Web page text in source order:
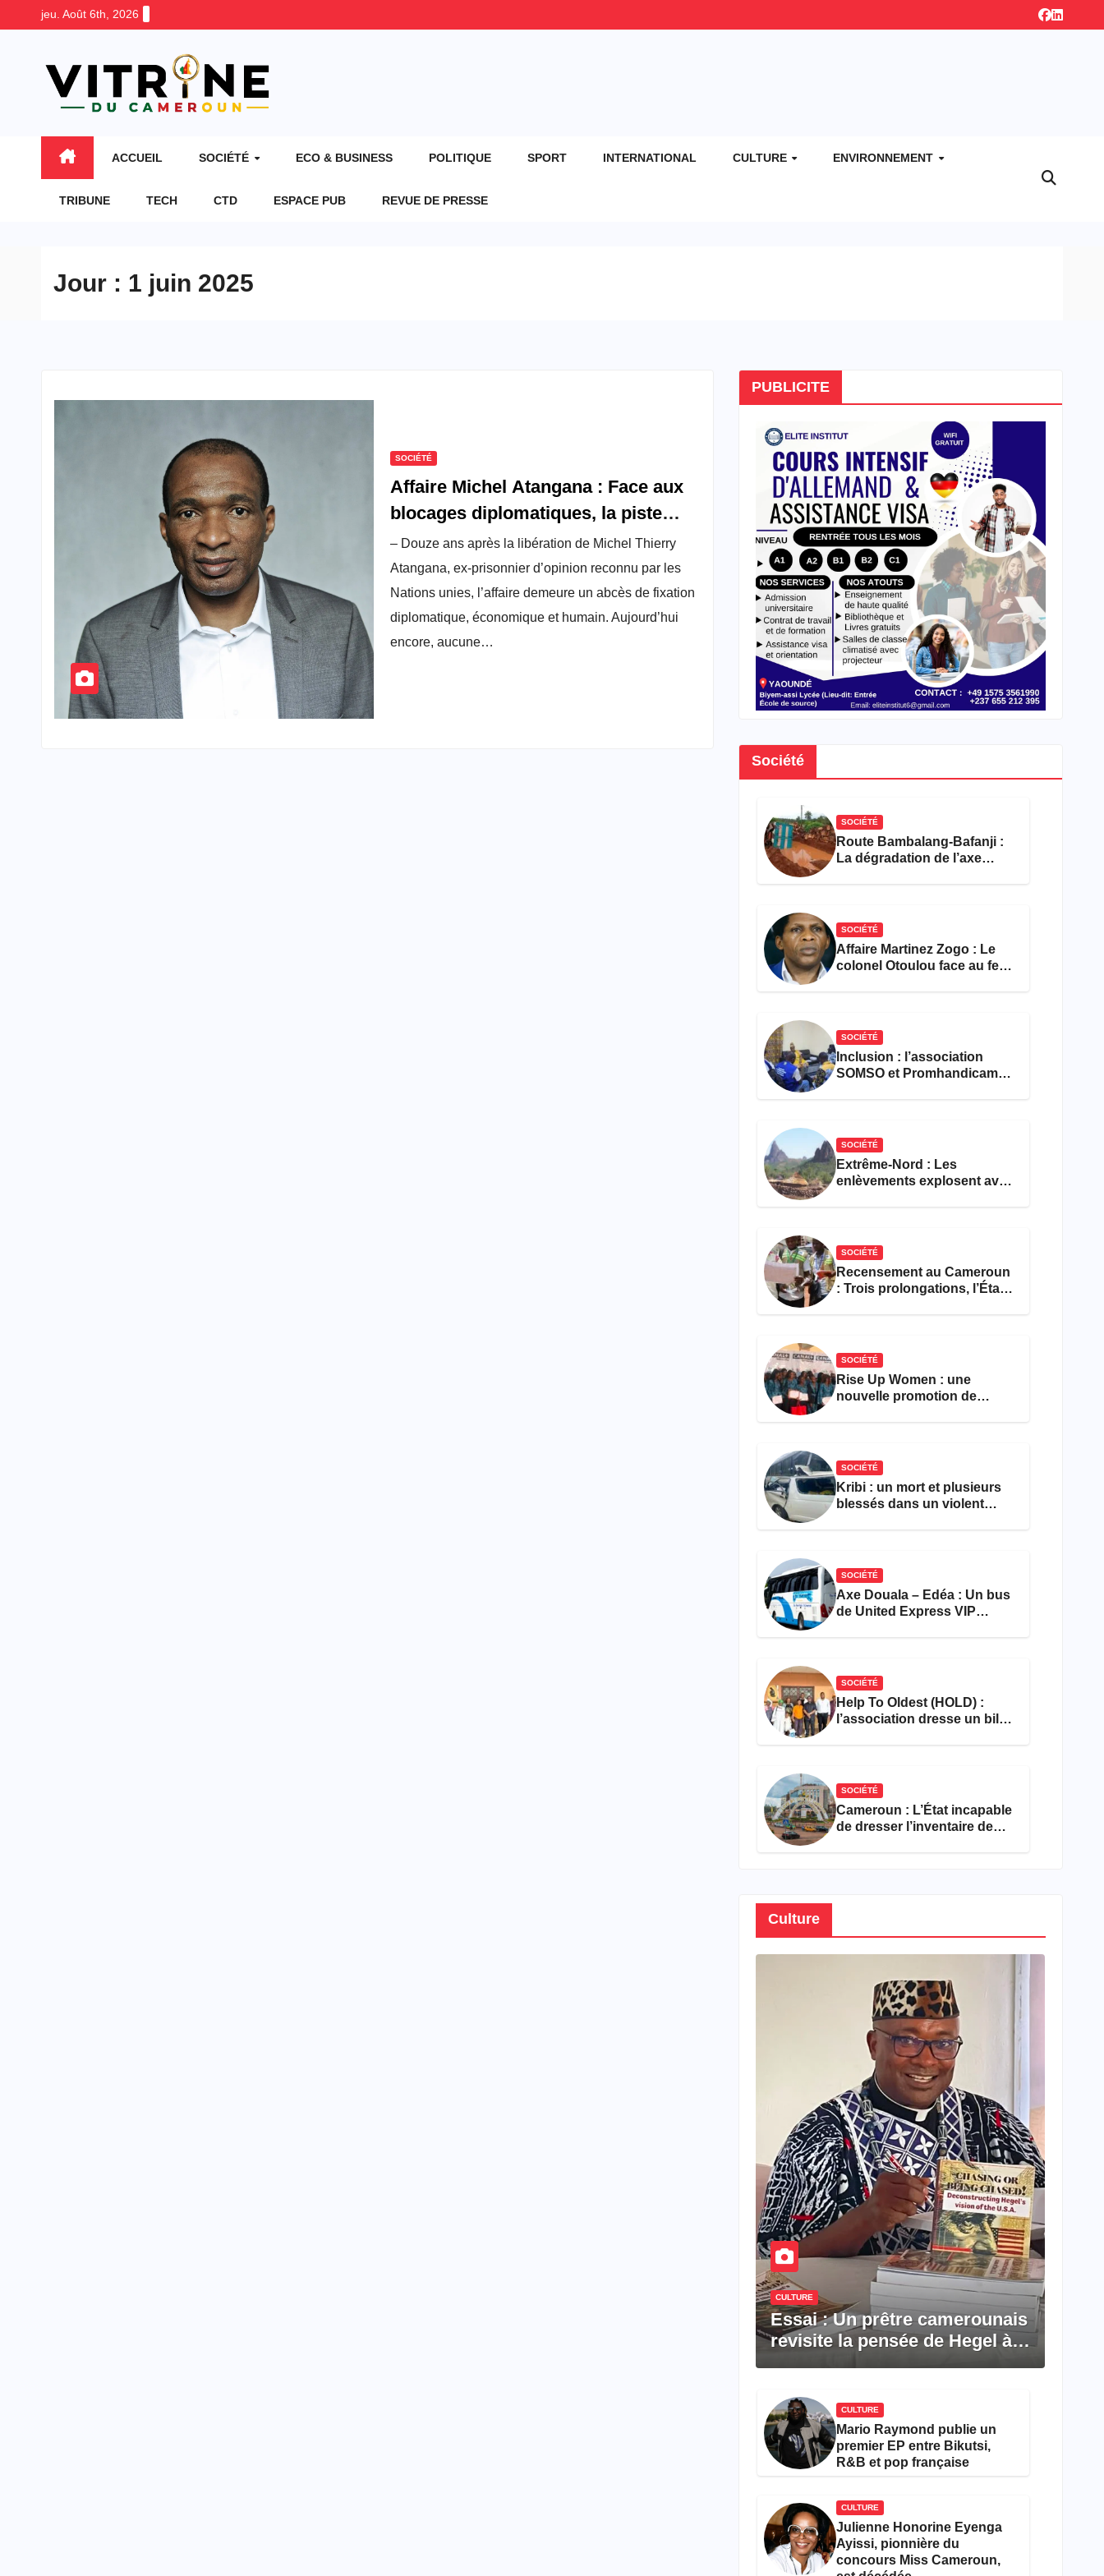
jeu. Août 6th, 2026
ACCUEIL SOCIÉTÉ ECO & BUSINESS POLITIQUE SPORT INTERNATIONAL CULTURE ENVIRONNEMENT
TRIBUNE TECH CTD ESPACE PUB REVUE DE PRESSE
Jour : 1 juin 2025
SOCIÉTÉ
Affaire Michel Atangana : Face aux
blocages diplomatiques, la piste
FMI…
– Douze ans après la libération de Michel Thierry
Atangana, ex-prisonnier d’opinion reconnu par les
Nations unies, l’affaire demeure un abcès de fixation
diplomatique, économique et humain. Aujourd’hui
encore, aucune…
PUBLICITE
Société
SOCIÉTÉ
Route Bambalang-Bafanji :
La dégradation de l’axe
SOCIÉTÉ
Affaire Martinez Zogo : Le
colonel Otoulou face au feu
SOCIÉTÉ
Inclusion : l’association
SOMSO et Promhandicam
SOCIÉTÉ
Extrême-Nord : Les
enlèvements explosent avec
SOCIÉTÉ
Recensement au Cameroun
: Trois prolongations, l’État
SOCIÉTÉ
Rise Up Women : une
nouvelle promotion de
SOCIÉTÉ
Kribi : un mort et plusieurs
blessés dans un violent
SOCIÉTÉ
Axe Douala – Edéa : Un bus
de United Express VIP
SOCIÉTÉ
Help To Oldest (HOLD) :
l’association dresse un bilan
SOCIÉTÉ
Cameroun : L’État incapable
de dresser l’inventaire de
Culture
CULTURE
Essai : Un prêtre camerounais
revisite la pensée de Hegel à
CULTURE
Mario Raymond publie un
premier EP entre Bikutsi,
R&B et pop française
CULTURE
Julienne Honorine Eyenga
Ayissi, pionnière du
concours Miss Cameroun,